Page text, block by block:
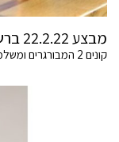
מבצע 22.2.22 ברשת BBB.
קונים 2 המבורגרים ומשלמים רק על 1! מסדרת ההמבורגרים הקלאסיים.